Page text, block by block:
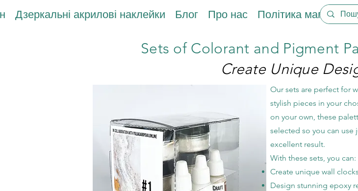
Дзеркальні акрилові наклейки Блог Про нас Політика магазину
Sets of Colorant and Pigment
Create Unique
Our sets are perfect for
stylish pieces in your
on your own, these
selected so you can use
excellent result.
With these sets, you can:
Create unique wall clocks
Design stunning epoxy